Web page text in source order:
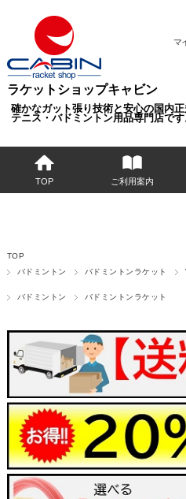
ラケットショップキャビン
確かなガット張り技術と安心の国内
テニス・バドミントン用品専門店です
マ
TOP ご利用案内
TOP
バドミントン
バドミントンラケット
バドミントン バドミントンラケット